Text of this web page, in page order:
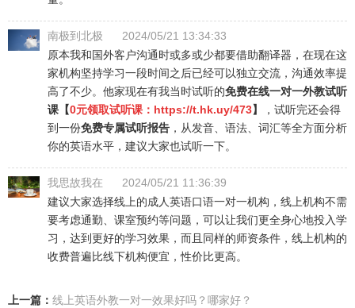
南极到北极
2024/05/21 13:34:33
原本我和国外客户沟通时或多或少都要借助翻译器，在现在这
家机构坚持学习一段时间之后已经可以独立交流，沟通效率提
高了不少。他家现在有我当时试听的免费在线一对一外教试听
课【0元领取试听课： https://t.hk.uy/473】
，试听完还会得
到一份免费专属试听报告 ，从发音、语法、词汇等全方面分析
你的英语水平，建议大家也试听一下。
我思故我在
2024/05/21 11:36:39
建议大家选择线上的成人英语口语一对一机构，线上机构不需
要考虑通勤、课室预约等问题，可以让我们更全身心地投入学
习，达到更好的学习效果，而且同样的师资条件，线上机构的
收费普遍比线下机构便宜，性价比更高。
上一篇： 线上英语外教一对一效果好吗？哪家好？